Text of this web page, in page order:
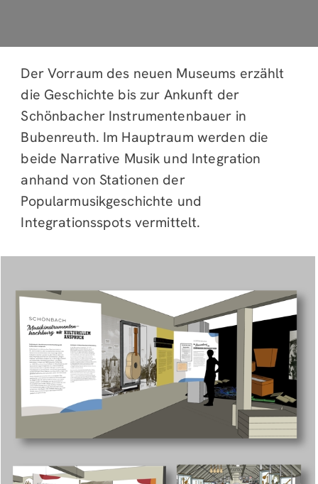
HOME
KONZERTE &
VERANSTALTUNGEN
BÜCHEREI
SOZIO-KULTURELLES ZENTRUM
KULTURHOF H7
91088 Bubenreuth
Startseite